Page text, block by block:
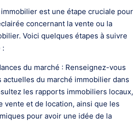
immobilier est une étape cruciale pour
concernant la vente ou la
Voici quelques étapes à suivre
:
du marché : Renseignez-vous
actuelles du marché immobilier dans
les rapports immobiliers locaux,
vente et de location, ainsi que les
pour avoir une idée de la